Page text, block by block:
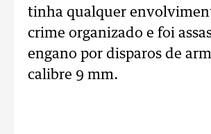
tinha qualquer
crime organizado e foi
engano por disparos de
calibre 9 mm.